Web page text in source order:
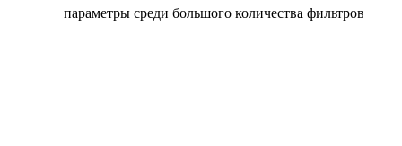
параметры среди большого количества фильтров